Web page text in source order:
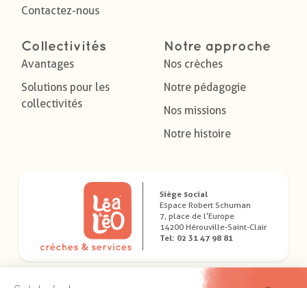
Contactez-nous
Collectivités
Avantages
Solutions pour les
collectivités
Notre approche
Nos crèches
Notre pédagogie
Nos missions
Notre histoire
Siège social
Espace Robert Schuman
7, place de l’Europe
14200 Hérouville-Saint-Clair
Tel: 02 31 47 98 81